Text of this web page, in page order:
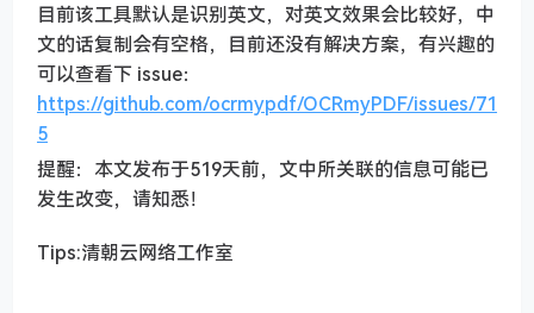
目前该工具默认是识别英文，对英文效果会比较好，中
文的话复制会有空格，目前还没有解决方案，有兴趣的
可以查看下 issue：
https://github.com/ocrmypdf/OCRmyPDF/issues/71
5
提醒：本文发布于519天前，文中所关联的信息可能已
发生改变，请知悉！
Tips:清朝云网络工作室